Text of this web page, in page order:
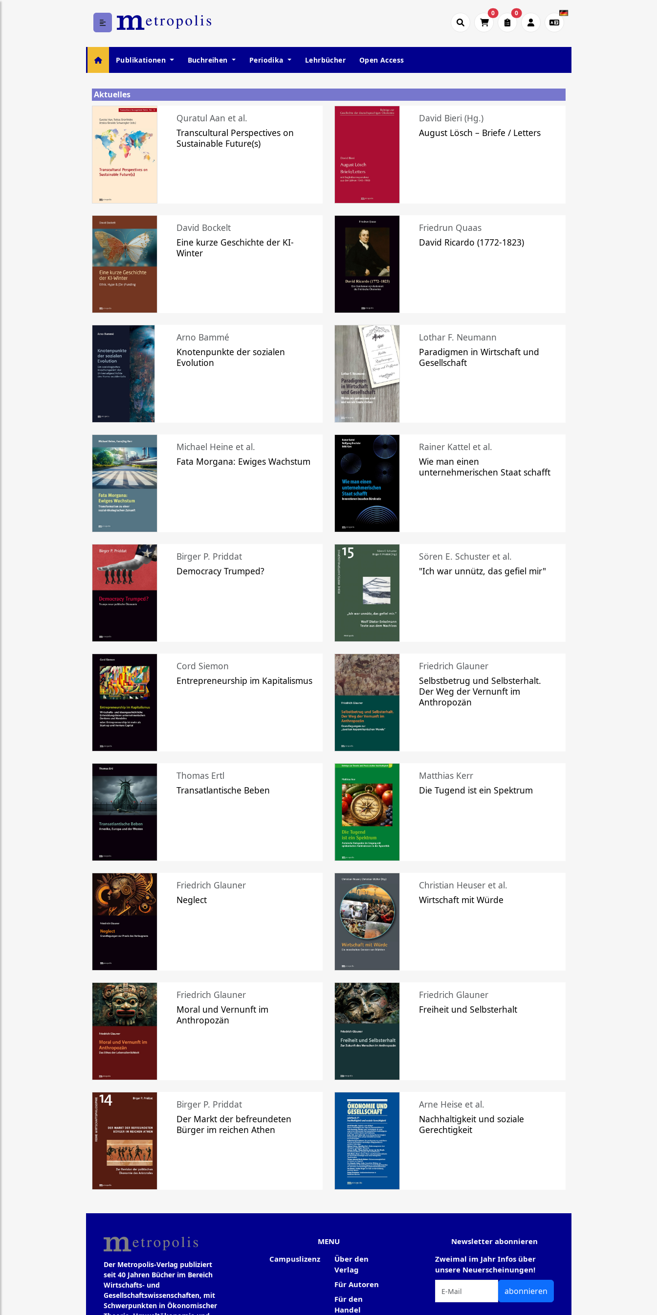
0 0
Publikationen Buchreihen Periodika Lehrbücher Open Access
Aktuelles
Quratul Aan et al.
Transcultural Perspectives on
Sustainable Future(s)
David Bieri (Hg.)
August Lösch – Briefe / Letters
David Bockelt
Eine kurze Geschichte der KI-
Winter
Friedrun Quaas
David Ricardo (1772-1823)
Arno Bammé
Knotenpunkte der sozialen
Evolution
Lothar F. Neumann
Paradigmen in Wirtschaft und
Gesellschaft
Michael Heine et al.
Fata Morgana: Ewiges Wachstum
Rainer Kattel et al.
Wie man einen
unternehmerischen Staat schafft
Birger P. Priddat
Democracy Trumped?
Sören E. Schuster et al.
"Ich war unnütz, das gefiel mir"
Cord Siemon
Entrepreneurship im Kapitalismus
Friedrich Glauner
Selbstbetrug und Selbsterhalt.
Der Weg der Vernunft im
Anthropozän
Thomas Ertl
Transatlantische Beben
Matthias Kerr
Die Tugend ist ein Spektrum
Friedrich Glauner
Neglect
Christian Heuser et al.
Wirtschaft mit Würde
Friedrich Glauner
Moral und Vernunft im
Anthropozän
Friedrich Glauner
Freiheit und Selbsterhalt
Birger P. Priddat
Der Markt der befreundeten
Bürger im reichen Athen
Arne Heise et al.
Nachhaltigkeit und soziale
Gerechtigkeit
Der Metropolis-Verlag publiziert
seit 40 Jahren Bücher im Bereich
Wirtschafts- und
Gesellschaftswissenschaften, mit
Schwerpunkten in Ökonomischer
MENU
Campuslizenz
Über den
Verlag
Für Autoren
Für den
Handel
Newsletter abonnieren
Zweimal im Jahr Infos über
unsere Neuerscheinungen!
abonnieren